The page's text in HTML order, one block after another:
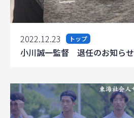
2022.12.23 トップ
小川誠一監督 退任のお知らせ